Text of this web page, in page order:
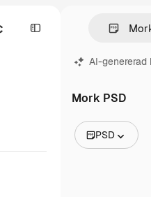
AI-genererad
Mork PSD
PSD